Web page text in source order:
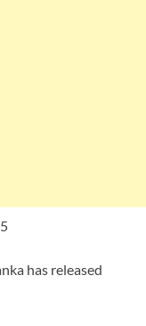
has released